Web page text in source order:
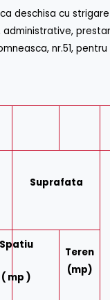
cu strigare
nr.51,
Suprafata
Spatiu
( mp )
Teren
(mp)